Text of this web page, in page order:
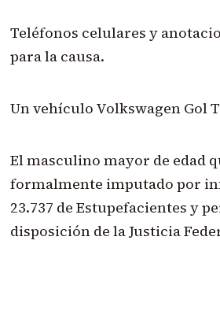
Teléfonos celulares y
para la causa.
Un vehículo Volkswagen Gol
El masculino mayor de edad
formalmente imputado por
23.737 de Estupefacientes y
disposición de la Justicia